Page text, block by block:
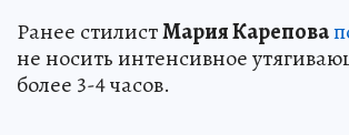
Ранее стилистМария Карепова
не носить интенсивное
более 3-4 часов.